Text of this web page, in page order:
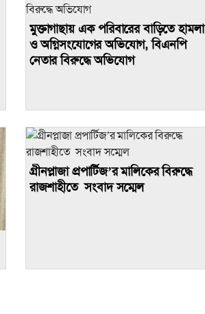
মুক্তাগাছায় এক পরিবারের বাড়িতে হামলা
ও অগ্নিসংযোগের অভিযোগ, বিএনপি
নেতার বিরুদ্ধে অভিযোগ
গ্রীনপ্লাজা প্রপার্টিজ’র মালিকের বিরুদ্ধে
রাজশাহীতে সংবাদ সম্মেল